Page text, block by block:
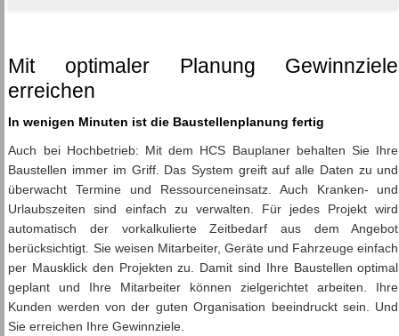
Mit optimaler Planung Gewinnziele
erreichen
In wenigen Minuten ist die Baustellenplanung fertig
Auch bei Hochbetrieb: Mit dem HCS Bauplaner behalten Sie Ihre
Baustellen immer im Griff. Das System greift auf alle Daten zu und
überwacht Termine und Ressourceneinsatz. Auch Kranken- und
Urlaubszeiten sind einfach zu verwalten. Für jedes Projekt wird
automatisch der vorkalkulierte Zeitbedarf aus dem Angebot
berücksichtigt. Sie weisen Mitarbeiter, Geräte und Fahrzeuge einfach
per Mausklick den Projekten zu. Damit sind Ihre Baustellen optimal
geplant und Ihre Mitarbeiter können zielgerichtet arbeiten. Ihre
Kunden werden von der guten Organisation beeindruckt sein. Und
Sie erreichen Ihre Gewinnziele.